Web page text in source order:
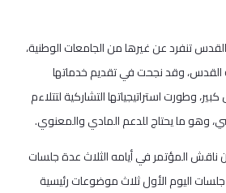
تنفرد عن غيرها من الجامعات الوطنية،
وقد نجحت في تقديم خدماتها
وطورت استراتيجياتها التشاركية لتتلاءم
وهو ما يحتاج للدعم المادي والمعنوي.
ناقش المؤتمر في أيامه الثلاث عدة جلسات
اليوم الأول ثلاث موضوعات رئيسية